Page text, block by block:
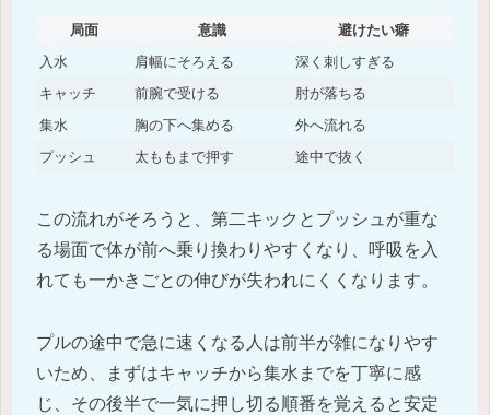
局面 意識
避けたい癖
入水
肩幅にそろえる
深く刺しすぎる
キャッチ
前腕で受ける
肘が落ちる
集水
胸の下へ集める
外へ流れる
プッシュ
太ももまで押す 途中で抜く
この流れがそろうと、第二キックとプッシュが重な
る場面で体が前へ乗り換わりやすくなり、呼吸を入
れても一かきごとの伸びが失われにくくなります。
プルの途中で急に速くなる人は前半が雑になりやす
いため、まずはキャッチから集水までを丁寧に感
じ、その後半で一気に押し切る順番を覚えると安定